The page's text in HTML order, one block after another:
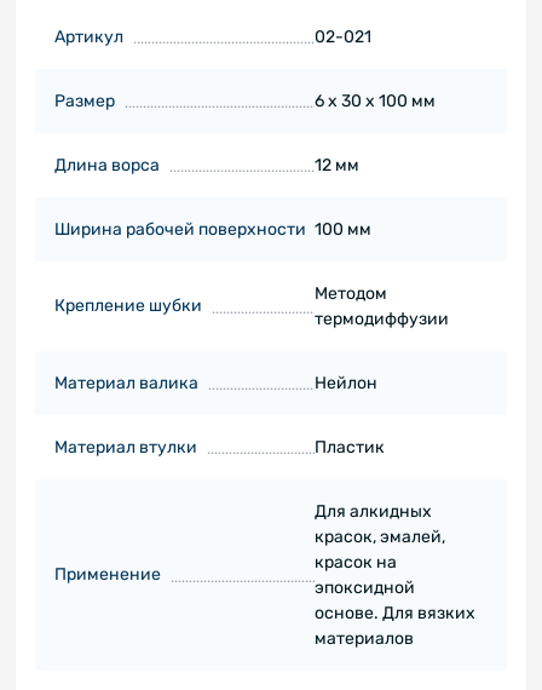
Артикул 02-021
Размер 6 х 30 х 100 мм
Длина ворса 12 мм
Ширина рабочей поверхности 100 мм
Крепление шубки
Методом
термодиффузии
Материал валика Нейлон
Материал втулки Пластик
Применение
Для алкидных
красок, эмалей,
красок на
эпоксидной
основе. Для вязких
материалов